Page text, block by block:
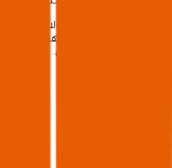
يتلقى مقدمو الخدمة هؤلاء
خدماتهم لنا نيابة عنا. إنهم
الشخصية لأغراض أخرى.